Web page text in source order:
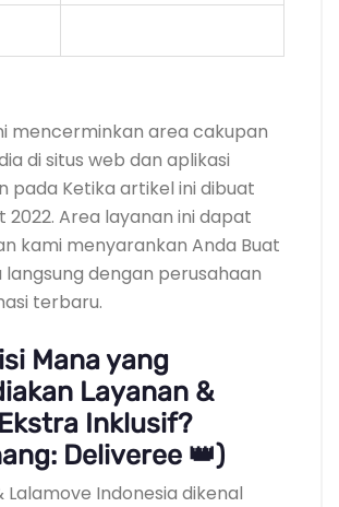
mencerminkan area cakupan
di situs web dan aplikasi
pada Ketika artikel ini dibuat
2022. Area layanan ini dapat
kami menyarankan Anda Buat
dengan perusahaan
terbaru.
Mana yang
Layanan &
Inklusif?
Deliveree 👑)
Lalamove Indonesia dikenal